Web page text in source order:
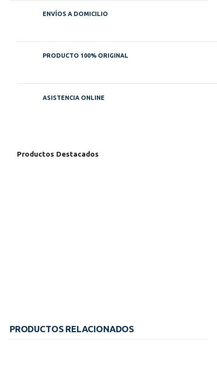
ENVÍOS A DOMICILIO
PRODUCTO 100% ORIGINAL
ASISTENCIA ONLINE
Productos Destacados
PRODUCTOS RELACIONADOS